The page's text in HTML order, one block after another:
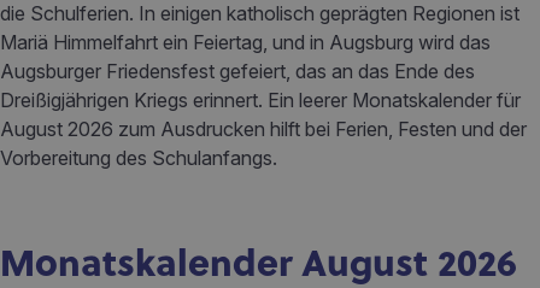
die Schulferien. In einigen katholisch geprägten Regionen ist
Mariä Himmelfahrt ein Feiertag, und in Augsburg wird das
Augsburger Friedensfest gefeiert, das an das Ende des
Dreißigjährigen Kriegs erinnert. Ein leerer Monatskalender für
August 2026 zum Ausdrucken hilft bei Ferien, Festen und der
Vorbereitung des Schulanfangs.
Monatskalender August 2026